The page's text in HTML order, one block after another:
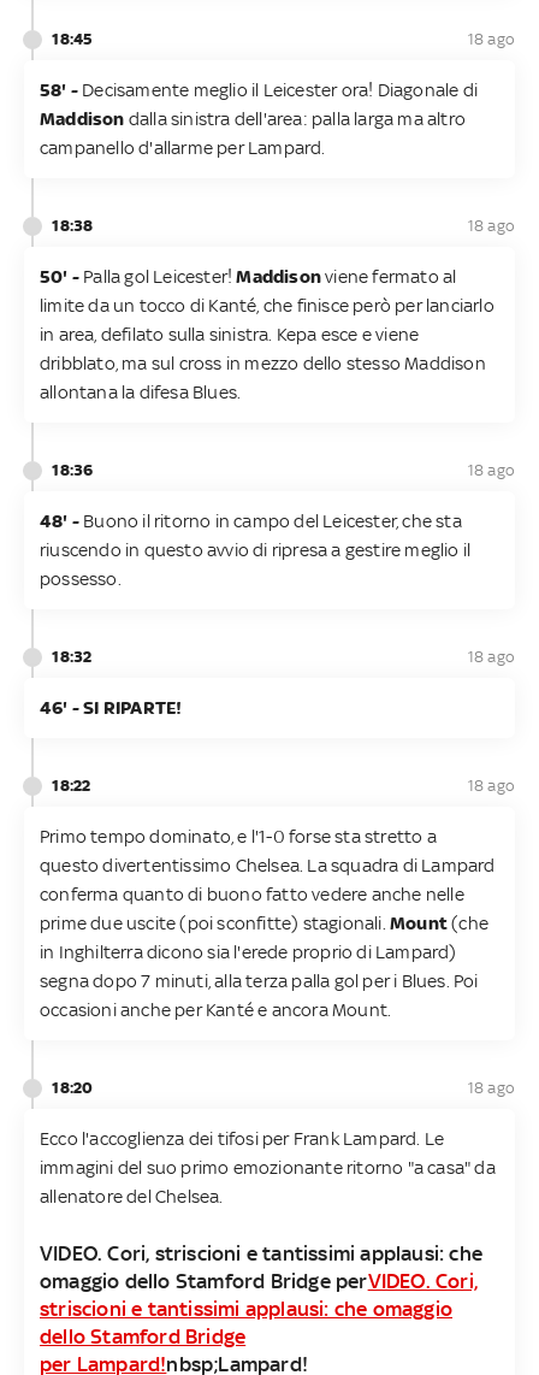
18:45 18 ago
58' - Decisamente meglio il Leicester ora! Diagonale di
Maddison dalla sinistra dell'area: palla larga ma altro
campanello d'allarme per Lampard.
18:38 18 ago
50' - Palla gol Leicester!Maddisonviene fermato al
limite da un tocco di Kanté, che finisce però per lanciarlo
in area, defilato sulla sinistra. Kepa esce e viene
dribblato, ma sul cross in mezzo dello stesso Maddison
allontana la difesa Blues.
18:36 18 ago
48' - Buono il ritorno in campo del Leicester, che sta
riuscendo in questo avvio di ripresa a gestire meglio il
possesso.
18:32 18 ago
46' - SI RIPARTE!
18:22 18 ago
Primo tempo dominato, e l'1-0 forse sta stretto a
questo divertentissimo Chelsea. La squadra di Lampard
conferma quanto di buono fatto vedere anche nelle
prime due uscite (poi sconfitte) stagionali. Mount(che
in Inghilterra dicono sia l'erede proprio di Lampard)
segna dopo 7 minuti, alla terza palla gol per i Blues. Poi
occasioni anche per Kanté e ancora Mount.
18:20 18 ago
Ecco l'accoglienza dei tifosi per Frank Lampard. Le
immagini del suo primo emozionante ritorno "a casa" da
allenatore del Chelsea.
VIDEO. Cori, striscioni e tantissimi applausi: che
omaggio dello Stamford Bridge perVIDEO. Cori,
striscioni e tantissimi applausi: che omaggio
dello Stamford Bridge
per Lampard!nbsp;Lampard!